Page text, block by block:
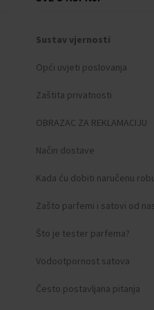
Sustav vjernosti
Opći uvjeti poslovanja
Zaštita privatnosti
OBRAZAC ZA REKLAMACIJU
Način dostave
Kada ću dobiti naručenu
Zašto parfemi i satovi od
Što je tester parfema?
Vodootpornost satova
Često postavljana pitanja